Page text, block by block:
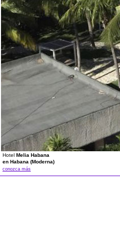
Hotel Melia Habana
en Habana (Moderna)
conozca más